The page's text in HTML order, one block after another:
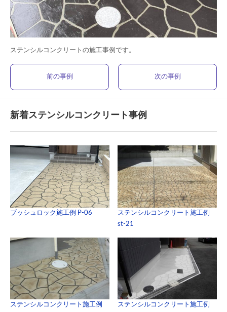
ステンシルコンクリートの施工事例です。
前の事例 次の事例
新着ステンシルコンクリート事例
ブッシュロック施工例 P-06
ステンシルコンクリート施工例
st-21
ステンシルコンクリート施工例
ステンシルコンクリート施工例